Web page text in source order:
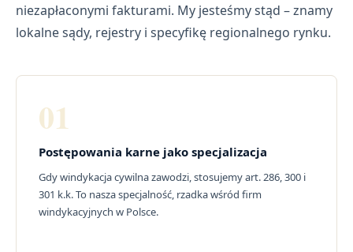
niezapłaconymi fakturami. My jesteśmy stąd – znamy
lokalne sądy, rejestry i specyfikę regionalnego rynku.
01
Postępowania karne jako specjalizacja
Gdy windykacja cywilna zawodzi, stosujemy art. 286, 300 i
301 k.k. To nasza specjalność, rzadka wśród firm
windykacyjnych w Polsce.